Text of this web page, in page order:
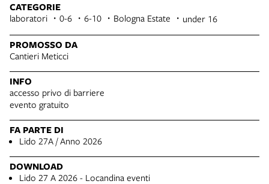
CATEGORIE
laboratori 0-6 6-10 Bologna Estate under 16
PROMOSSO DA
Cantieri Meticci
INFO
accesso privo di barriere
evento gratuito
FA PARTE DI
Lido 27A / Anno 2026
DOWNLOAD
Lido 27 A 2026 - Locandina eventi